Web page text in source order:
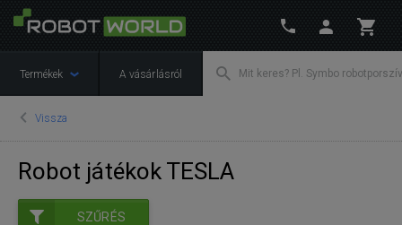
Termékek A vásárlásról
Vissza
Robot játékok TESLA
SZŰRÉS